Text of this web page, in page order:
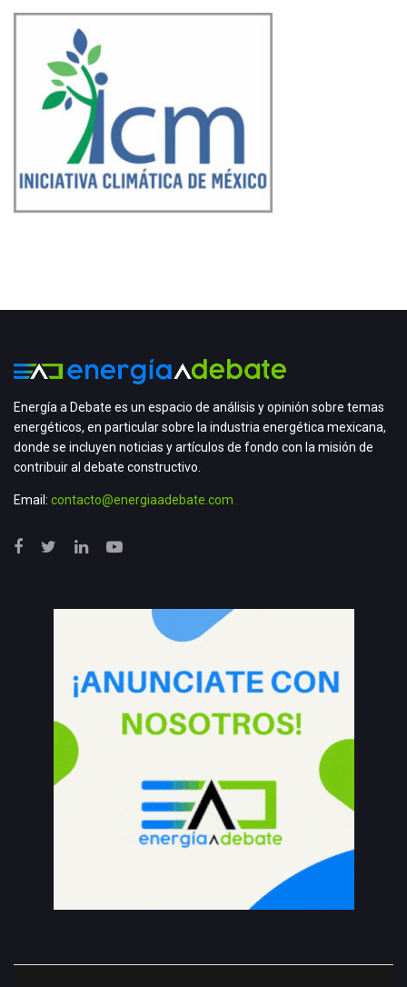
Energía a Debate es un espacio de análisis y opinión sobre temas
energéticos, en particular sobre la industria energética mexicana,
donde se incluyen noticias y artículos de fondo con la misión de
contribuir al debate constructivo.
Email: contacto@energiaadebate.com